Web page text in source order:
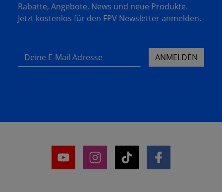
Rabatte, Angebote, News und neue Produkte.
Jetzt kostenlos für den FPV Newsletter anmelden.
Deine E-Mail Adresse ANMELDEN